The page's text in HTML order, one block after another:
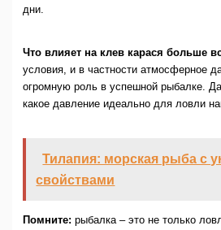
дни.
Что влияет на клев карася больше
условия, и в частности атмосферное
огромную роль в успешной рыбалке.
какое давление идеально для ловли
Тилапия: морская рыба с
свойствами
Помните: рыбалка – это не только